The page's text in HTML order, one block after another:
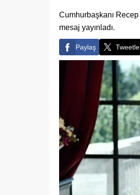
Cumhurbaşkanı
mesaj yayınladı.
Paylaş Tweetle